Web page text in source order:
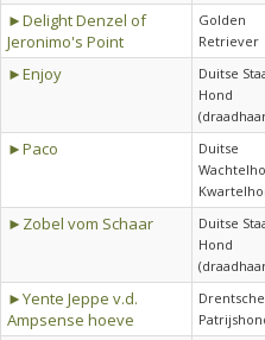
►Delight Denzel of
Jeronimo's Point
Golden
Retriever
►Enjoy
Duitse
Hond
►Paco
Duitse
►Zobel vom Schaar
Duitse
Hond
►Yente Jeppe v.d.
Ampsense hoeve
Drentsche